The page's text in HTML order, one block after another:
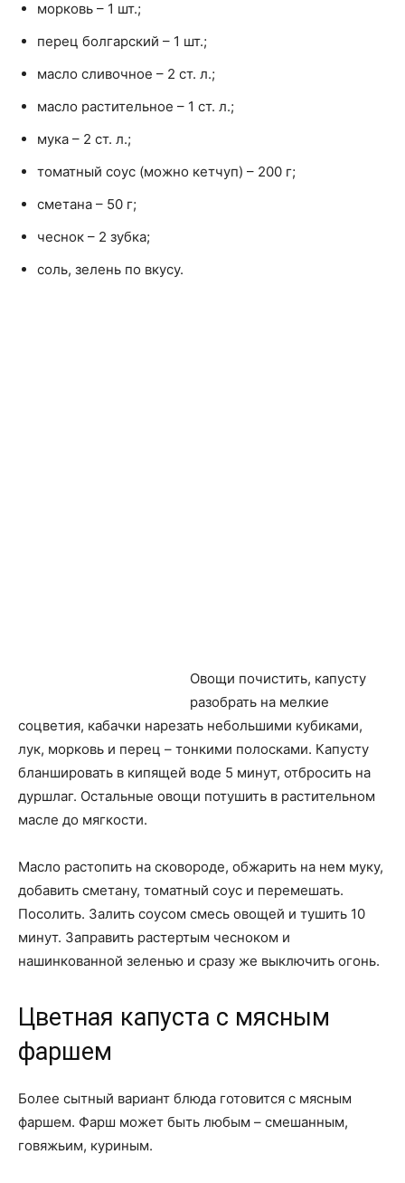
морковь – 1 шт.;
перец болгарский – 1 шт.;
масло сливочное – 2 ст. л.;
масло растительное – 1 ст. л.;
мука – 2 ст. л.;
томатный соус (можно кетчуп) – 200 г;
сметана – 50 г;
чеснок – 2 зубка;
соль, зелень по вкусу.
Овощи почистить, капусту
разобрать на мелкие
соцветия, кабачки нарезать небольшими кубиками,
лук, морковь и перец – тонкими полосками. Капусту
бланшировать в кипящей воде 5 минут, отбросить на
дуршлаг. Остальные овощи потушить в растительном
масле до мягкости.
Масло растопить на сковороде, обжарить на нем муку,
добавить сметану, томатный соус и перемешать.
Посолить. Залить соусом смесь овощей и тушить 10
минут. Заправить растертым чесноком и
нашинкованной зеленью и сразу же выключить огонь.
Цветная капуста с мясным
фаршем
Более сытный вариант блюда готовится с мясным
фаршем. Фарш может быть любым – смешанным,
говяжьим, куриным.